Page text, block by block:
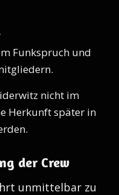
Funkspruch und
nicht im
Herkunft später in
der Crew
unmittelbar zu